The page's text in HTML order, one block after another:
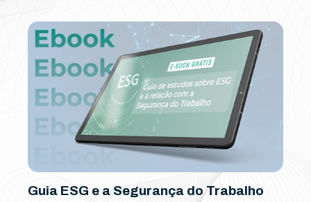
Guia ESG e a Segurança do Trabalho